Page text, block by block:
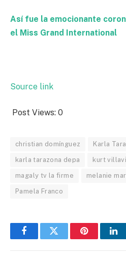
Así fue la emocionante
el Miss Grand International
Source link
Post Views: 0
christian domínguez Karla
karla tarazona depa kurt
magaly tv la firme melanie
Pamela Franco
FacebookTwitter Pinterest